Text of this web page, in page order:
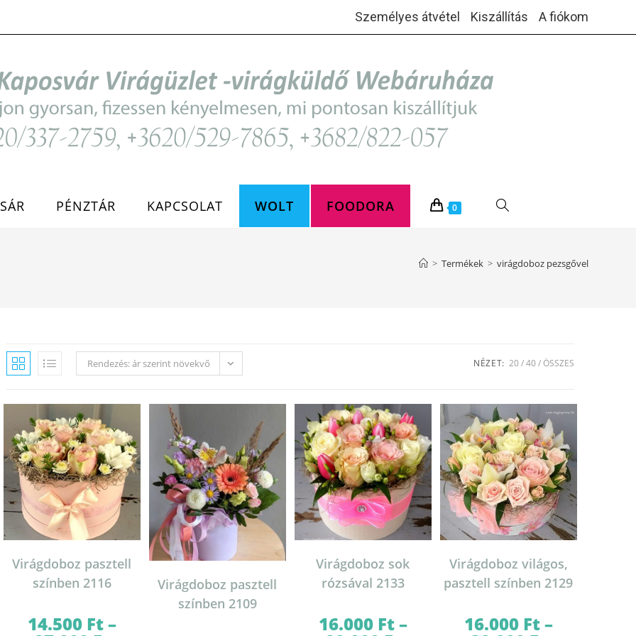
Személyes átvétel Kiszállítás A fiókom
PÉNZTÁR KAPCSOLAT WOLT FOODORA 0 TOGGLE
> Termékek > virágdoboz pezsgővel
Rendezés: ár szerint növekvő NÉZET: 20 40 ÖSSZES
Virágdoboz pasztell
színben 2116
14.500 Ft–
Virágdoboz pasztell
színben 2109
Virágdoboz sok
rózsával 2133
16.000 Ft–
Virágdoboz világos,
pasztell színben 2129
16.000 Ft–